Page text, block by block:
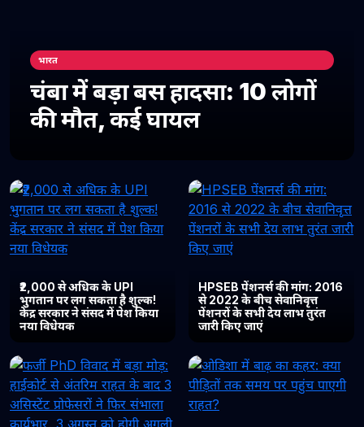
भारत
चंबा में बड़ा बस हादसा: 10 लोगों
की मौत, कई घायल
₹2,000 से अधिक के UPI
भुगतान पर लग सकता है शुल्क!
केंद्र सरकार ने संसद में पेश किया
नया विधेयक
HPSEB पेंशनर्स की मांग: 2016
से 2022 के बीच सेवानिवृत्त
पेंशनरों के सभी देय लाभ तुरंत
जारी किए जाएं